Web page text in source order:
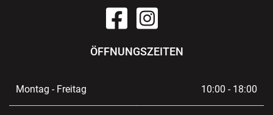
ÖFFNUNGSZEITEN
Montag - Freitag 10:00 - 18:00